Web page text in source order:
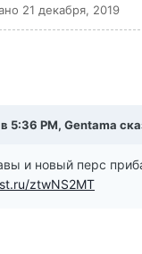
21 декабря, 2019
5:36 PM, Gentama
и новый перс
ztwNS2MT